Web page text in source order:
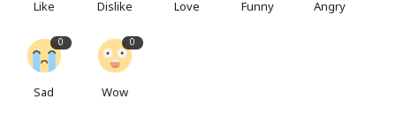
Like Dislike Love Funny Angry
0
Sad
0
Wow